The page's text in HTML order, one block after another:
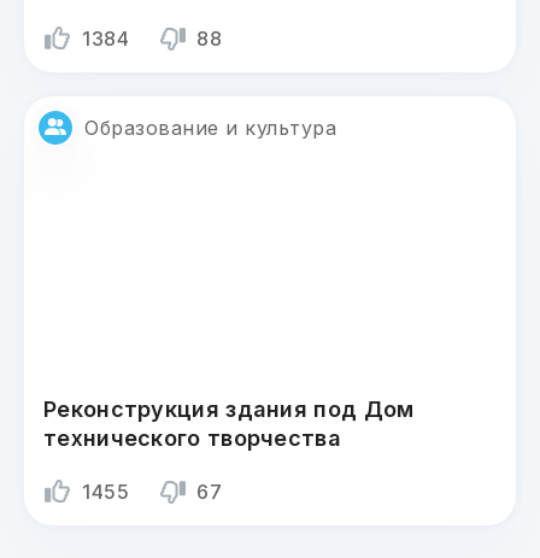
1384 88
Образование и культура
Реконструкция здания под Дом
технического творчества
1455 67